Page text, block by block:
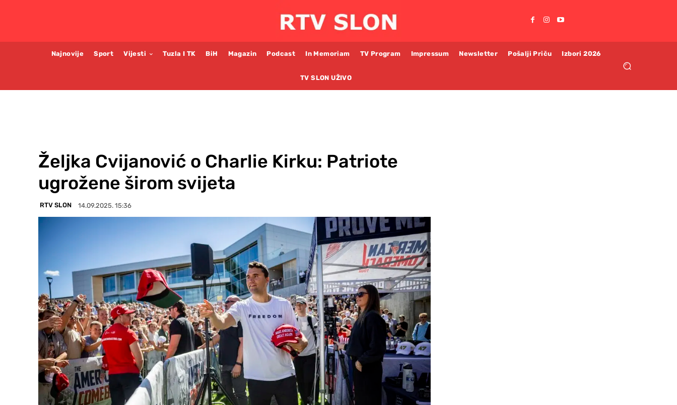
Najnovije Sport Vijesti Tuzla I TK BiH Magazin Podcast In Memoriam TV Program Impressum Newsletter Pošalji Priču Izbori 2026
TV SLON UŽIVO
Željka Cvijanović o Charlie Kirku: Patriote
ugrožene širom svijeta
RTV SLON 14.09.2025. 15:36